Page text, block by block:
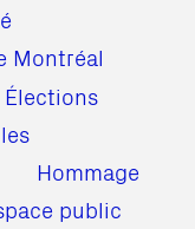
Montréal
Élections
Hommage
public